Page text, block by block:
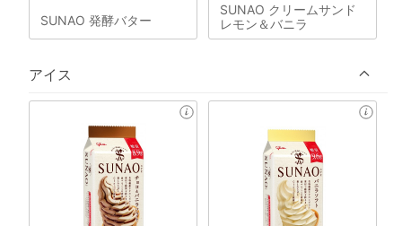
SUNAO 発酵バター
SUNAO クリームサンド
レモン＆バニラ
アイス